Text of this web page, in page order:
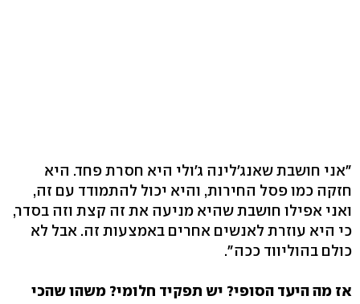
"אני חושבת שאנג'לינה ג'ולי היא חסרת פחד. היא
חזקה כמו פסל החירות, והיא יכול להתמודד עם זה,
ואני אפילו חושבת שהיא מניעה את זה קצת וזה בסדר,
כי היא עוזרת לאנשים אחרים באמצעות זה. אבל לא
כולם בהוליווד ככה".
אז מה היעד הסופי? יש תפקיד חלומי? משהו שהכי